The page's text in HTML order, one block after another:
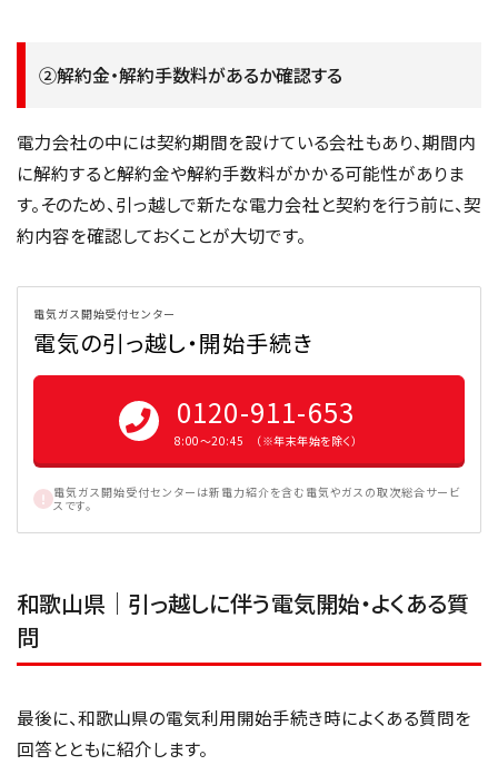
②解約金・解約手数料があるか確認する
電力会社の中には契約期間を設けている会社もあり、期間内
に解約すると解約金や解約手数料がかかる可能性がありま
す。そのため、引っ越しで新たな電力会社と契約を行う前に、契
約内容を確認しておくことが大切です。
電気ガス開始受付センター
電気の引っ越し・開始手続き
0120-911-653
8:00〜20:45 （※年末年始を除く）
電気ガス開始受付センターは新電力紹介を含む電気やガスの取次総合サービ
スです。
和歌山県｜引っ越しに伴う電気開始・よくある質
問
最後に、和歌山県の電気利用開始手続き時によくある質問を
回答とともに紹介します。